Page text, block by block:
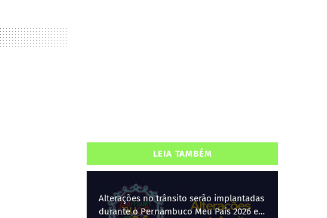
LEIA TAMBÉM
Alterações no trânsito serão implantadas
durante o Pernambuco Meu País 2026 em